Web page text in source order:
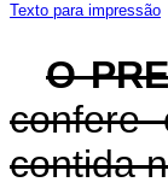
Texto para impressão
O
confere
contida